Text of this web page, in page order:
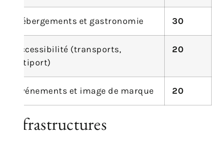
Hébergements et gastronomie 30
Accessibilité (transports,
altiport)
20
Événements et image de marque 20
Infrastructures